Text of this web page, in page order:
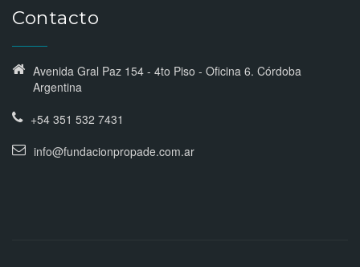
Contacto
Avenida Gral Paz 154 - 4to Piso - Oficina 6. Córdoba
Argentina
+54 351 532 7431
info@fundacionpropade.com.ar